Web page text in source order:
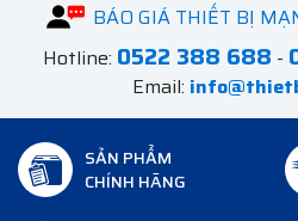
BÁO GIÁ THIẾT BỊ
Hotline: 0522 388 688 -
Email:
SẢN PHẨM
CHÍNH HÃNG